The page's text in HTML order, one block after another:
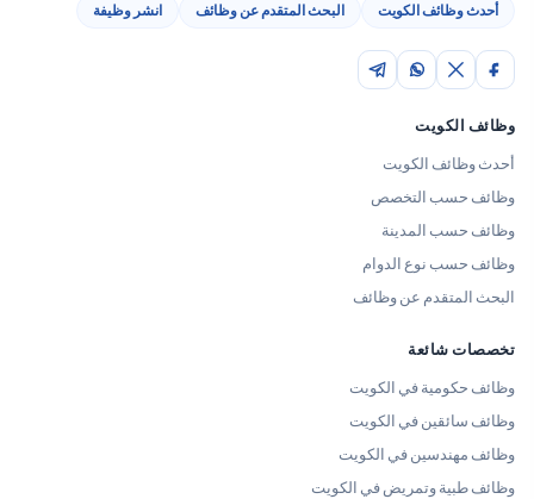
أحدث وظائف الكويت البحث المتقدم عن وظائف انشر وظيفة
وظائف الكويت
أحدث وظائف الكويت
وظائف حسب التخصص
وظائف حسب المدينة
وظائف حسب نوع الدوام
البحث المتقدم عن وظائف
تخصصات شائعة
وظائف حكومية في الكويت
وظائف سائقين في الكويت
وظائف مهندسين في الكويت
وظائف طبية وتمريض في الكويت